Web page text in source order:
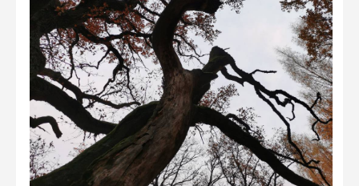
UUS KUVAVÕISTLUS
Hiite kuvavõistlus 2026
VANEMAD KUVAVÕISTLUSED
Hiite kuvavõistlus 2025
Hiite kuvavõistlus 2025 lisa
Liikuvad kuvad 2025
Hiite kuvavõistlus 2024